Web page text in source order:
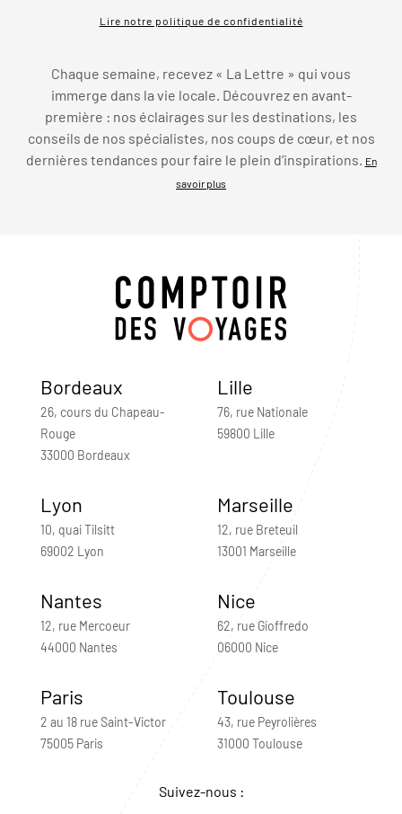
Lire notre politique de confidentialité
Chaque semaine, recevez « La Lettre » qui vous
immerge dans la vie locale. Découvrez en avant-
première : nos éclairages sur les destinations, les
conseils de nos spécialistes, nos coups de cœur, et nos
dernières tendances pour faire le plein d’inspirations.
En
savoir plus
Bordeaux
26, cours du Chapeau-
Rouge
33000 Bordeaux
Lille
76, rue Nationale
59800 Lille
Lyon
10, quai Tilsitt
69002 Lyon
Marseille
12, rue Breteuil
13001 Marseille
Nantes
12, rue Mercoeur
44000 Nantes
Nice
62, rue Gioffredo
06000 Nice
Paris
2 au 18 rue Saint-Victor
75005 Paris
Toulouse
43, rue Peyrolières
31000 Toulouse
Suivez-nous :